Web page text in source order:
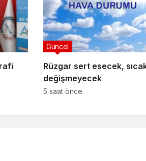
Rüzgar sert esecek,
değişmeyecek
Güncel
5 saat önce